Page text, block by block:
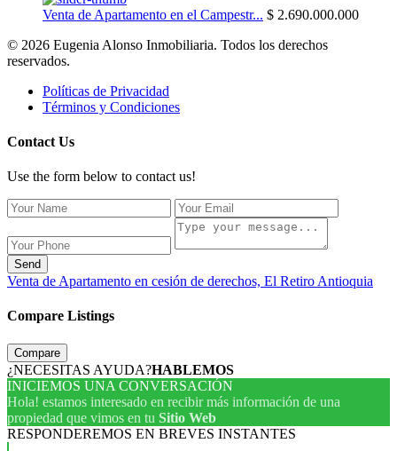
Venta de Apartamento en el Campestr... $ 2.690.000.000
© 2026 Eugenia Alonso Inmobiliaria. Todos los derechos
reservados.
Políticas de Privacidad
Términos y Condiciones
Contact Us
Use the form below to contact us!
Send
Venta de Apartamento en cesión de derechos, El Retiro Antioquia
Compare Listings
Compare
¿NECESITAS AYUDA?HABLEMOS
INICIEMOS UNA CONVERSACIÓN
Hola! estamos interesado en recibir más información de una
propiedad que vimos en tu Sitio Web
RESPONDEREMOS EN BREVES INSTANTES